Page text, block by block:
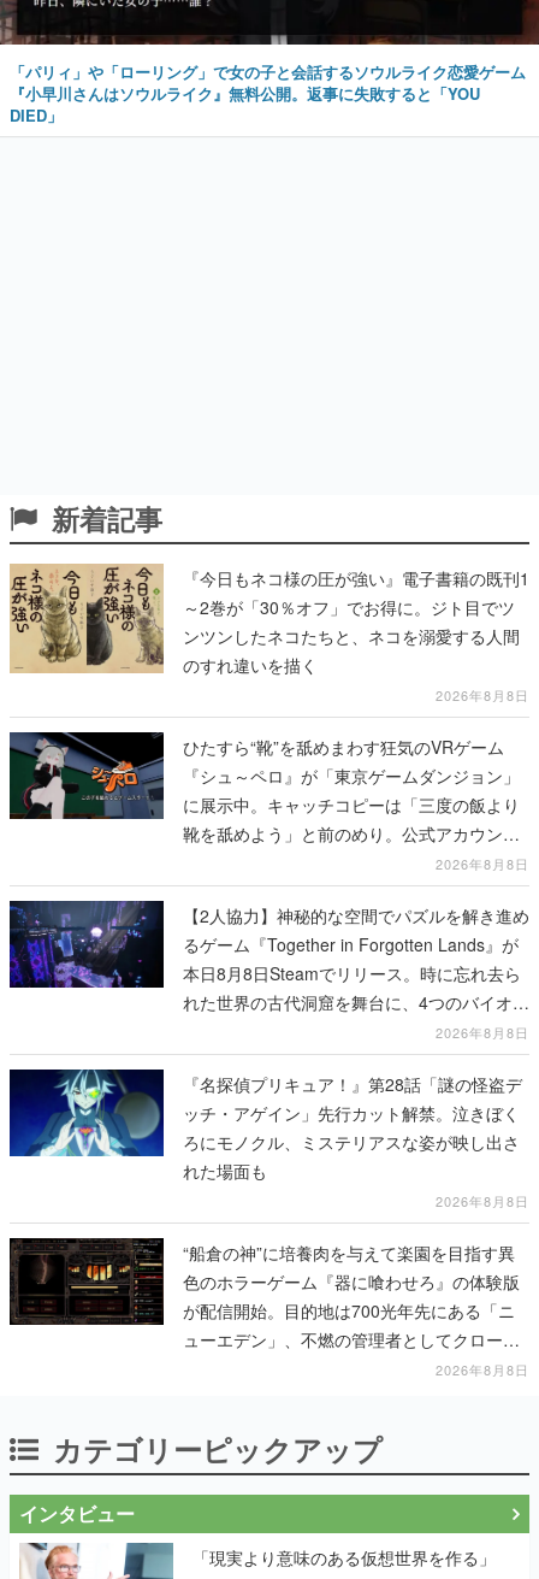
「パリィ」や「ローリング」で女の子と会話するソウルライク恋愛ゲーム
『小早川さんはソウルライク』無料公開。返事に失敗すると「YOU
DIED」
新着記事
『今日もネコ様の圧が強い』電子書籍の既刊1
～2巻が「30％オフ」でお得に。ジト目でツ
ンツンしたネコたちと、ネコを溺愛する人間
のすれ違いを描く
2026年8月8日
ひたすら“靴”を舐めまわす狂気のVRゲーム
『シュ～ペロ』が「東京ゲームダンジョン」
に展示中。キャッチコピーは「三度の飯より
靴を舐めよう」と前のめり。公式アカウント
も開設され、2026年リリースに向けて開発中
2026年8月8日
【2人協力】神秘的な空間でパズルを解き進め
るゲーム『Together in Forgotten Lands』が
本日8月8日Steamでリリース。時に忘れ去ら
れた世界の古代洞窟を舞台に、4つのバイオー
2026年8月8日
『名探偵プリキュア！』第28話「謎の怪盗デ
ッチ・アゲイン」先行カット解禁。泣きぼく
ろにモノクル、ミステリアスな姿が映し出さ
れた場面も
2026年8月8日
“船倉の神”に培養肉を与えて楽園を目指す異
色のホラーゲーム『器に喰わせろ』の体験版
が配信開始。目的地は700光年先にある「ニ
ューエデン」、不燃の管理者としてクローン
人間を増やし、加工して神に捧げる2026年8月8日
カテゴリーピックアップ
インタビュー
「現実より意味のある仮想世界を作る」